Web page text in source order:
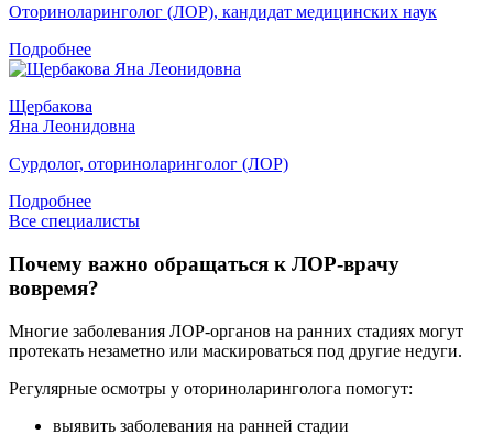
Оториноларинголог (ЛОР), кандидат медицинских наук
Подробнее
Щербакова
Яна Леонидовна
Сурдолог, оториноларинголог (ЛОР)
Подробнее
Все специалисты
Почему важно обращаться к ЛОР-врачу
вовремя?
Многие заболевания ЛОР-органов на ранних стадиях могут
протекать незаметно или маскироваться под другие недуги.
Регулярные осмотры у оториноларинголога помогут:
выявить заболевания на ранней стадии